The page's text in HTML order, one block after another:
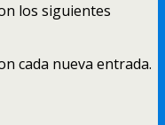
los siguientes
cada nueva entrada.